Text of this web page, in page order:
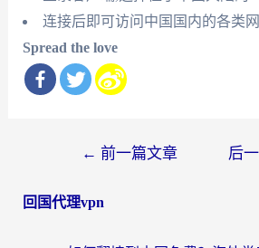
连接后即可访问中国国内的各类
Spread the love
导
← 前一篇文章 后
回国代理vpn